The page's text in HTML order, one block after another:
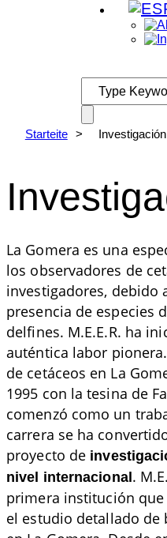
Starteite > Investigación
La Gomera es una
los observadores de
investigadores, debido
presencia de especies
delfines. M.E.E.R. ha
auténtica labor
de cetáceos en La
1995 con la tesina de
comenzó como un
carrera se ha
proyecto de
nivel internacional.
primera institución
el estudio detallado de